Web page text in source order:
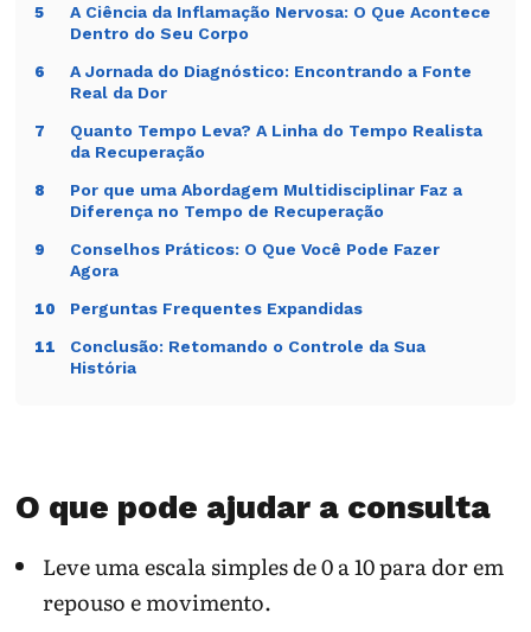
Sinais neurológicos são mais importantes
que a palavra “inflamação”.
Evolução Pode indicar Conduta
Dor melhora,
força normal
Irritação em
Manter
Fraqueza
piora
Compressão
importante.
Avaliação
Acompanhe dor, força, dormência, marcha, sono e
atividades que voltaram a ser possíveis.
5
A Ciência da Inflamação Nervosa: O Que Acontece
Dentro do Seu Corpo
6
A Jornada do Diagnóstico: Encontrando a Fonte
Real da Dor
7
Quanto Tempo Leva? A Linha do Tempo Realista
da Recuperação
8
Por que uma Abordagem Multidisciplinar Faz a
Diferença no Tempo de Recuperação
9
Conselhos Práticos: O Que Você Pode Fazer
Agora
10 Perguntas Frequentes Expandidas
11
Conclusão: Retomando o Controle da Sua
História
O que pode ajudar a consulta
Leve uma escala simples de 0 a 10 para dor em
repouso e movimento.